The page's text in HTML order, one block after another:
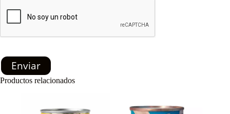
Enviar
Productos relacionados